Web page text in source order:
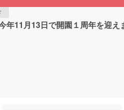
11月13日で開園１周年を迎